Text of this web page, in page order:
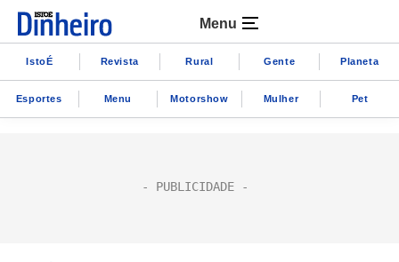
Menu
IstoÉ Revista Rural Gente Planeta
Esportes Menu Motorshow Mulher Pet